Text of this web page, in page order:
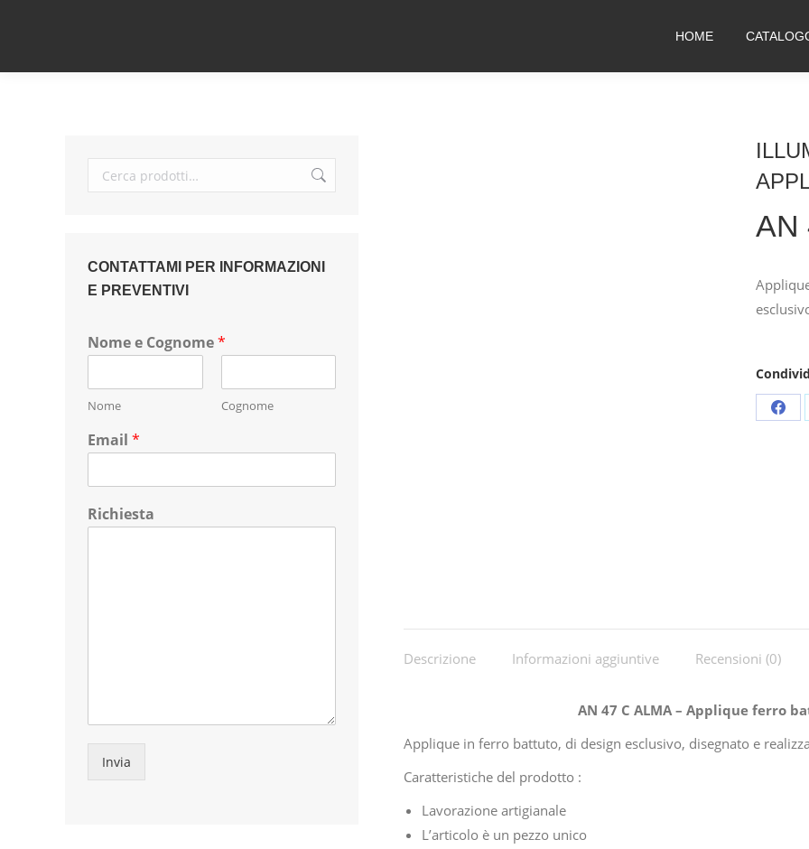
HOME
AN
Descrizione Informazioni aggiuntive Recensioni (0)
AN 47 C ALMA – Applique ferro
Applique in ferro battuto, di design esclusivo, disegnato e
Caratteristiche del prodotto :
Lavorazione artigianale
L’articolo è un pezzo unico
CONTATTAMI PER INFORMAZIONI
E PREVENTIVI
Nome e Cognome*
Nome Cognome
Email *
Richiesta
Invia